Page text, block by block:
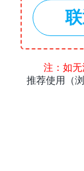
注：如
推荐使用（